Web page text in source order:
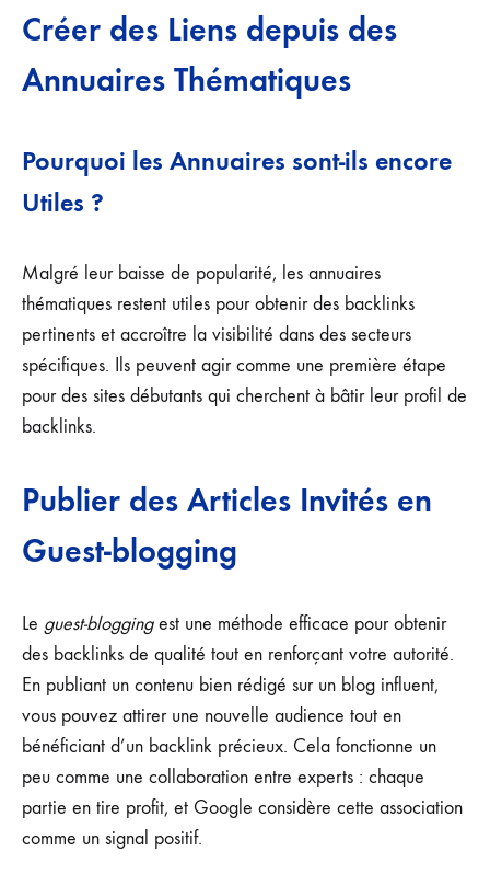
Créer des Liens depuis des
Annuaires Thématiques
Pourquoi les Annuaires sont-ils encore
Utiles ?
Malgré leur baisse de popularité, les annuaires
thématiques restent utiles pour obtenir des backlinks
pertinents et accroître la visibilité dans des secteurs
spécifiques. Ils peuvent agir comme une première étape
pour des sites débutants qui cherchent à bâtir leur profil de
backlinks.
Publier des Articles Invités en
Guest-blogging
Le guest-bloggingest une méthode efficace pour obtenir
des backlinks de qualité tout en renforçant votre autorité.
En publiant un contenu bien rédigé sur un blog influent,
vous pouvez attirer une nouvelle audience tout en
bénéficiant d’un backlink précieux. Cela fonctionne un
peu comme une collaboration entre experts : chaque
partie en tire profit, et Google considère cette association
comme un signal positif.